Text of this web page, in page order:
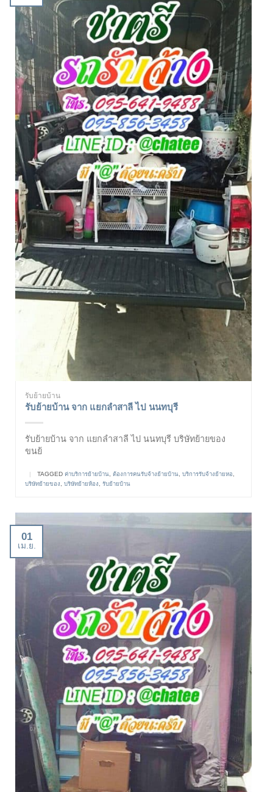
รับย้ายบ้าน
รับย้ายบ้าน จาก แยกลำสาลี ไป นนทบุรี
รับย้ายบ้าน จาก แยกลำสาลี ไป นนทบุรี บริษัทย้ายของ
ขนย้
| TAGGED ค่าบริการย้ายบ้าน ต้องการคนรับจ้างย้ายบ้าน บริการรับจ้างย้ายหอ
บริษัทย้ายของ
บริษัทย้ายห้อง รับย้ายบ้าน
01
เม.ย.